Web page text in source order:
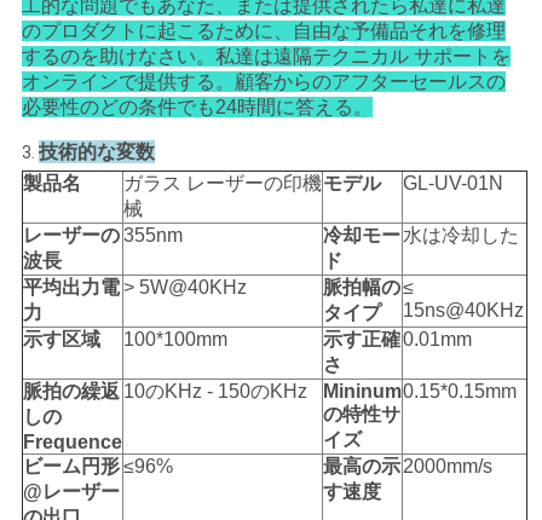
工的な問題でもあなた、または提供されたら私達に私達
のプロダクトに起こるために、自由な予備品それを修理
するのを助けなさい。私達は遠隔テクニカル サポートを
オンラインで提供する。顧客からのアフターセールスの
必要性のどの条件でも24時間に答える。
3. 技術的な変数
製品名
ガラス レーザーの印機
械
モデル GL-UV-01N
レーザーの
波長
355nm
冷却モー
ド
水は冷却した
平均出力電
力
> 5W@40KHz
脈拍幅の
タイプ
≤
15ns@40KHz
示す区域
100*100mm
示す正確
さ
0.01mm
脈拍の繰返
しの
Frequence
10のKHz - 150のKHz
Mininum
の特性サ
イズ
0.15*0.15mm
ビーム円形
@レーザー
≤96%
最高の示
す速度
2000mm/s